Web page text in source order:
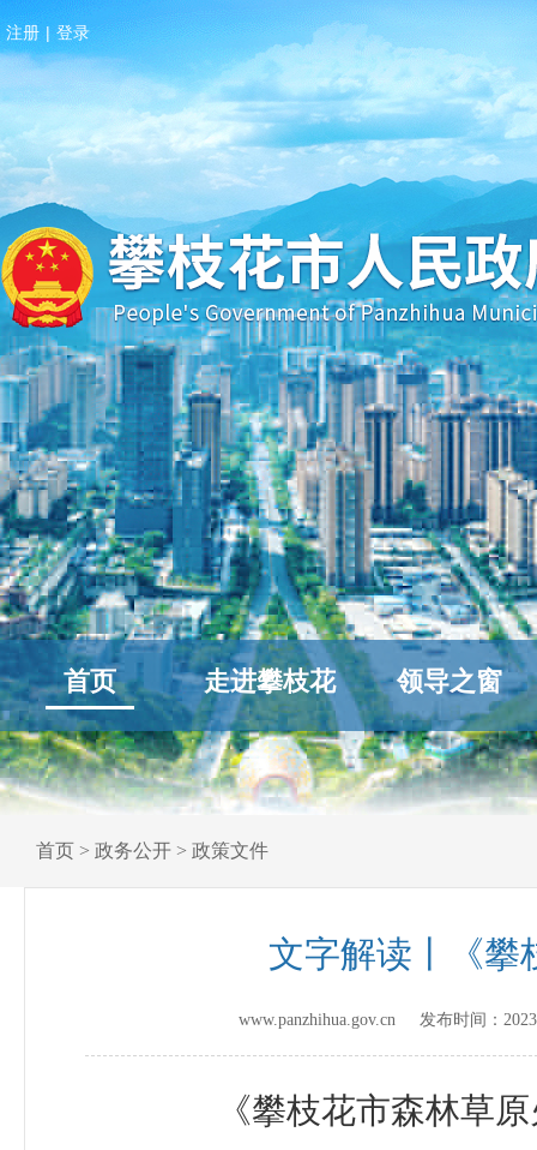
注册 | 登录
首页 走进攀枝花 领导之窗
首页 > 政务公开 > 政策文件
文字解读丨《攀
www.panzhihua.gov.cn 发布时间：
《攀枝花市森林草